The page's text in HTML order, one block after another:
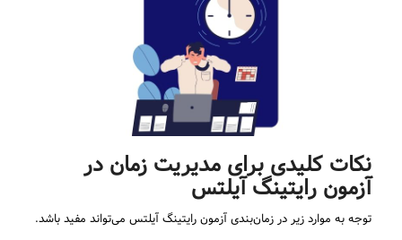
نکات کلیدی برای مدیریت زمان در
آزمون رایتینگ آیلتس
توجه به موارد زیر در زمان‌بندی آزمون رایتینگ آیلتس می‌تواند مفید باشد.